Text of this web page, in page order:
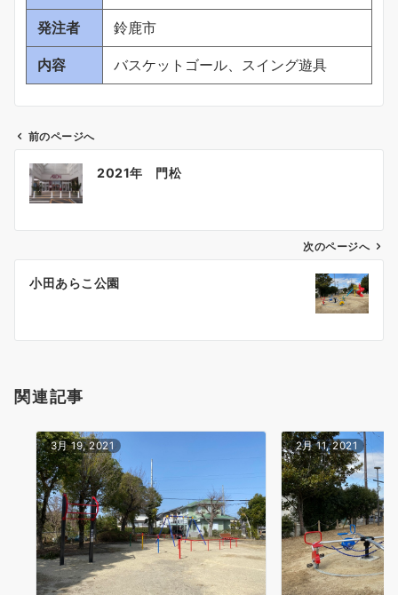
発注者 鈴鹿市
内容 バスケットゴール、スイング遊具
ビ
ン
前のページへ
2021年 門松
次のページへ
小田あらこ公園
関連記事
3月 19, 2021 2月 11, 2021